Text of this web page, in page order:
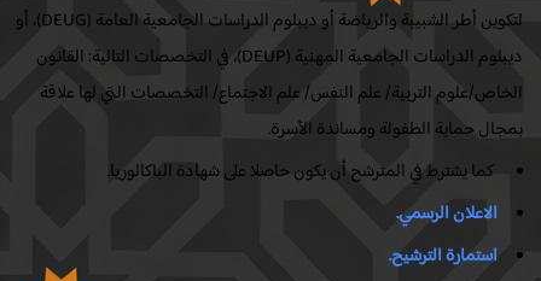
لتكوين أطر الشبيبة والرياضة أو ديبلوم الدراسات الجامعية العامة (DEUG)، أو
ديبلوم الدراسات الجامعية المهنية (DEUP)، في التخصصات التالية: القانون
علوم التربية/ علم النفس/ علم الاجتماع/ التخصصات التي لها علاقة
حماية الطفولة ومساندة الأسرة.
كما يشترط في المترشح أن يكون حاصلا على شهادة الباكالوريا.
الاعلان الرسمي.
استمارة الترشيح.